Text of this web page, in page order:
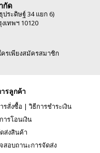
กัด
ระดิษฐ์ 34 แยก 6)
เทพฯ 10120
รเพียงสมัครสมาชิก
รลูกค้า
รสั่งซื้อ | วิธีการชำระเงิน
ารโอนเงิน
ส่งสินค้า
สอบถานะการจัดส่ง